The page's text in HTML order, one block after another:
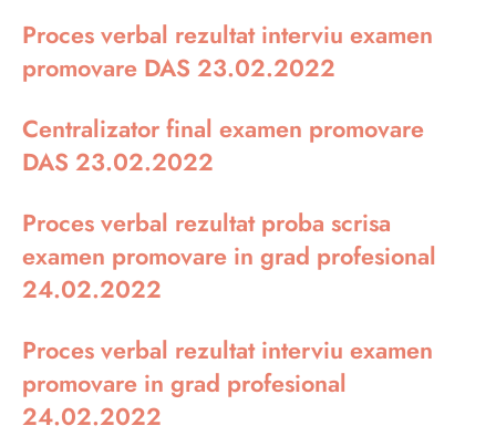
Proces verbal rezultat interviu examen
promovare DAS 23.02.2022
Centralizator final examen promovare
DAS 23.02.2022
Proces verbal rezultat proba scrisa
examen promovare in grad profesional
24.02.2022
Proces verbal rezultat interviu examen
promovare in grad profesional
24.02.2022